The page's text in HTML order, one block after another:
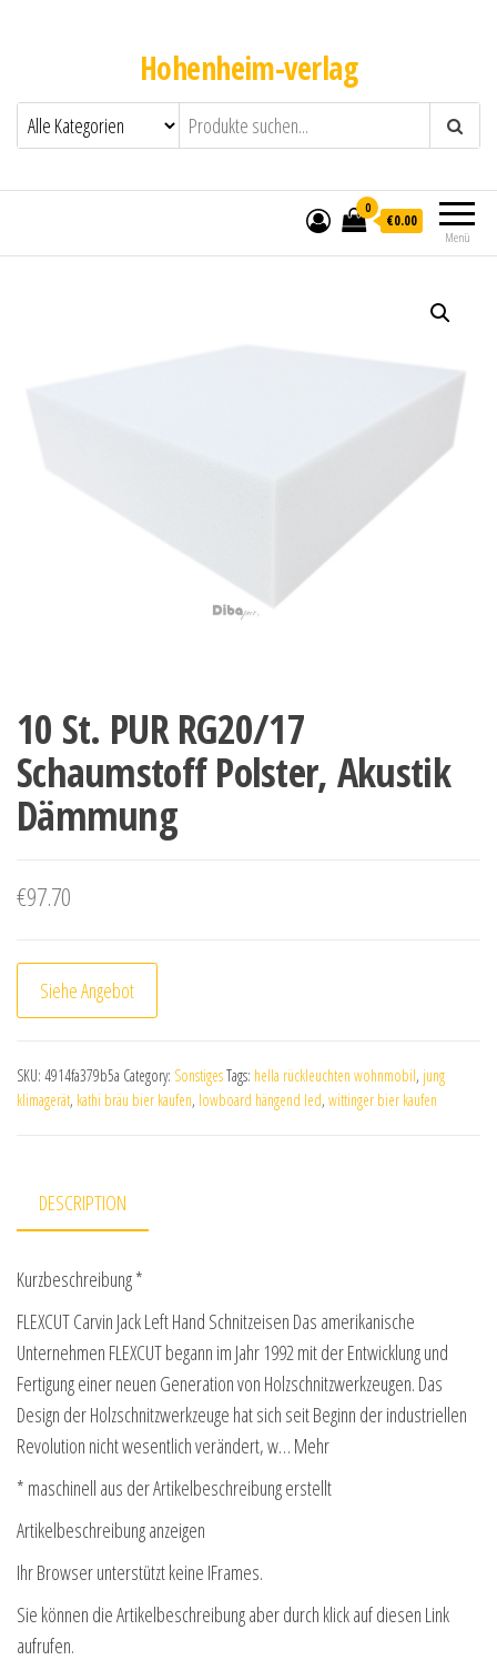
Hohenheim-verlag
Menü
0
€0.00
10 St. PUR RG20/17
Schaumstoff Polster, Akustik
Dämmung
€97.70
Siehe Angebot
SKU: 4914fa379b5a Category: SonstigesTags: hella rückleuchten wohnmobil, jung
klimagerät, kathi bräu bier kaufen, lowboard hängend led, wittinger bier kaufen
DESCRIPTION
Kurzbeschreibung *
FLEXCUT Carvin Jack Left Hand Schnitzeisen Das amerikanische
Unternehmen FLEXCUT begann im Jahr 1992 mit der Entwicklung und
Fertigung einer neuen Generation von Holzschnitzwerkzeugen. Das
Design der Holzschnitzwerkzeuge hat sich seit Beginn der industriellen
Revolution nicht wesentlich verändert, w… Mehr
* maschinell aus der Artikelbeschreibung erstellt
Artikelbeschreibung anzeigen
Ihr Browser unterstützt keine IFrames.
Sie können die Artikelbeschreibung aber durch klick auf diesen Link
aufrufen.